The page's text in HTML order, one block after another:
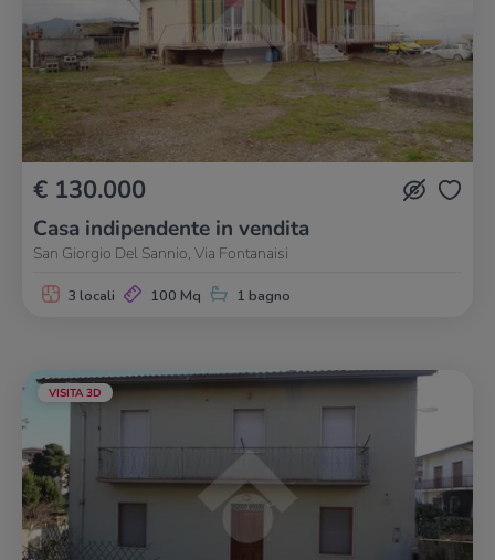
€ 130.000
Casa indipendente in vendita
San Giorgio Del Sannio, Via Fontanaisi
3 locali 100 Mq 1 bagno
VISITA 3D